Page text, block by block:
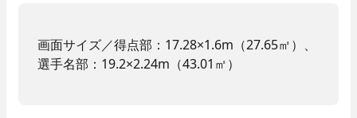
画面サイズ／得点部：17.28×1.6m（27.65㎡）、
選手名部：19.2×2.24m（43.01㎡）